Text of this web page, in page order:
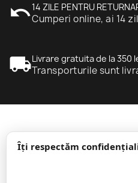
Îți respectăm
undo14 ZILE PENTRU
Cumperi online, ai 14
local_shippingLivrare gratuita de la 350
Transporturile sunt
informație